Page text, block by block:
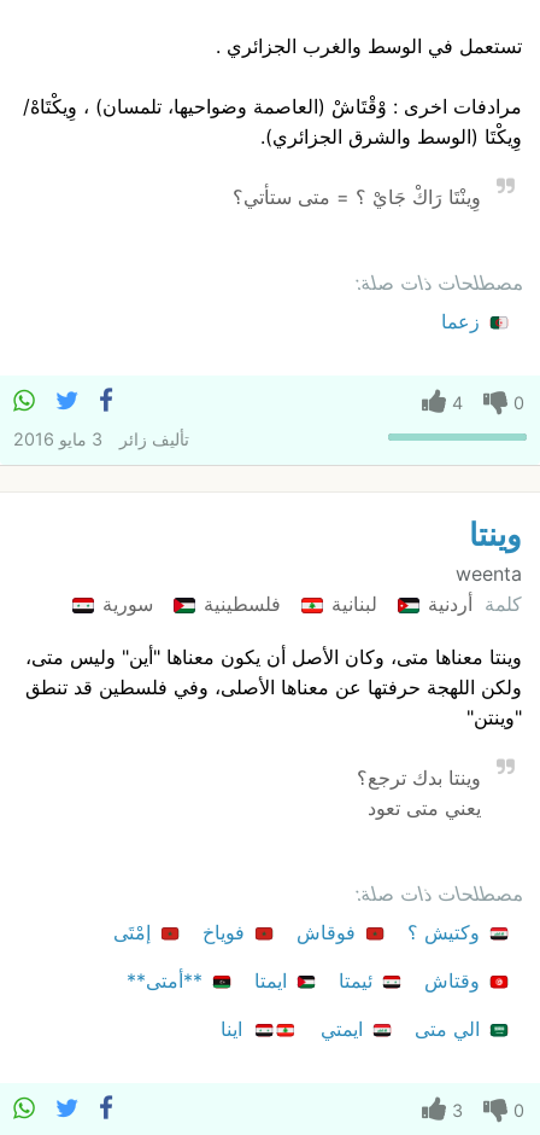
تستعمل في الوسط والغرب الجزائري .
مرادفات اخرى : وْقْتَاشْ (العاصمة وضواحيها، تلمسان) ، وِيكْتَاهْ/
وِيكْتَا (الوسط والشرق الجزائري).
وِينْتَا رَاكْ جَايْ ؟ = متى ستأتي؟
مصطلحات ذات صلة:
زعما
0
4
تأليف زائر 3 مايو 2016
وينتا
weenta
كلمة أردنية لبنانية فلسطينية سورية
وينتا معناها متى، وكان الأصل أن يكون معناها "أين" وليس متى،
ولكن اللهجة حرفتها عن معناها الأصلى، وفي فلسطين قد تنطق
"وينتن"
وينتا بدك ترجع؟
يعني متى تعود
مصطلحات ذات صلة:
وكتيش ؟
فوقاش فوياخ
إمْتَى
وقتاش
ئيمتا ايمتا
**أمتى**
الي متى
ايمتي اينا
0
3